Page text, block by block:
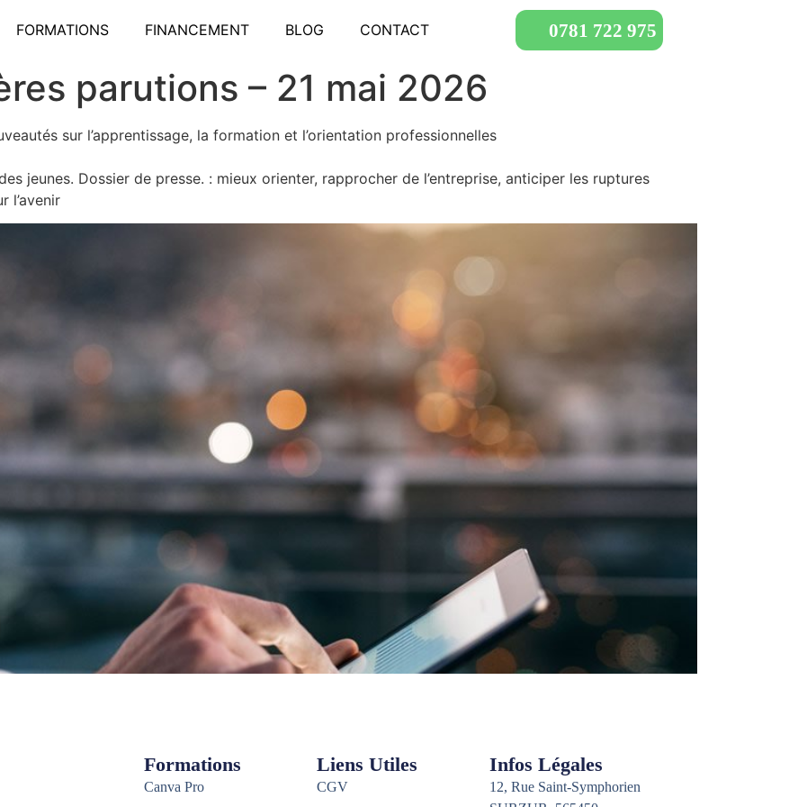
FORMATIONS FINANCEMENT BLOG CONTACT 0781 722 975
parutions – 21 mai 2026
sur l’apprentissage, la formation et l’orientation professionnelles
jeunes. Dossier de presse. : mieux orienter, rapprocher de l’entreprise, anticiper les ruptures
l’avenir
Formations
Canva Pro
Liens Utiles
CGV
Infos Légales
12, Rue Saint-Symphorien